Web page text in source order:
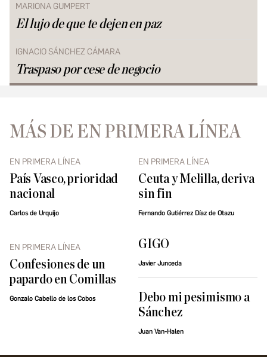
MARIONA GUMPERT
El lujo de que te dejen en paz
IGNACIO SÁNCHEZ CÁMARA
Traspaso por cese de negocio
MÁS DE EN PRIMERA LÍNEA
EN PRIMERA LÍNEA
País Vasco, prioridad
nacional
Carlos de Urquijo
EN PRIMERA LÍNEA
Ceuta y Melilla, deriva
sin fin
Fernando Gutiérrez Díaz de Otazu
EN PRIMERA LÍNEA
Confesiones de un
papardo en Comillas
Gonzalo Cabello de los Cobos
GIGO
Javier Junceda
Debo mi pesimismo a
Sánchez
Juan Van-Halen